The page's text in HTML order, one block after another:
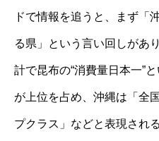
ドで情報を追うと、まず「
る県」という言い回しがあ
計で昆布の“消費量日本一”
が上位を占め、沖縄は「全
プクラス」などと表現され